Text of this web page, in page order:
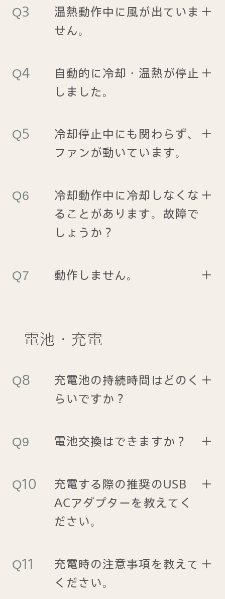
温熱動作中に風が出ていま
せん。
＋
自動的に冷却・温熱が停止
しました。
＋
冷却停止中にも関わらず、
ファンが動いています。
＋
冷却動作中に冷却しなくな
ることがあります。故障で
しょうか？
＋
動作しません。 ＋
電池・充電
充電池の持続時間はどのく
らいですか？
＋
電池交換はできますか？ ＋
充電する際の推奨のUSB
ACアダプターを教えてく
ださい。
＋
充電時の注意事項を教えて
ください。
＋